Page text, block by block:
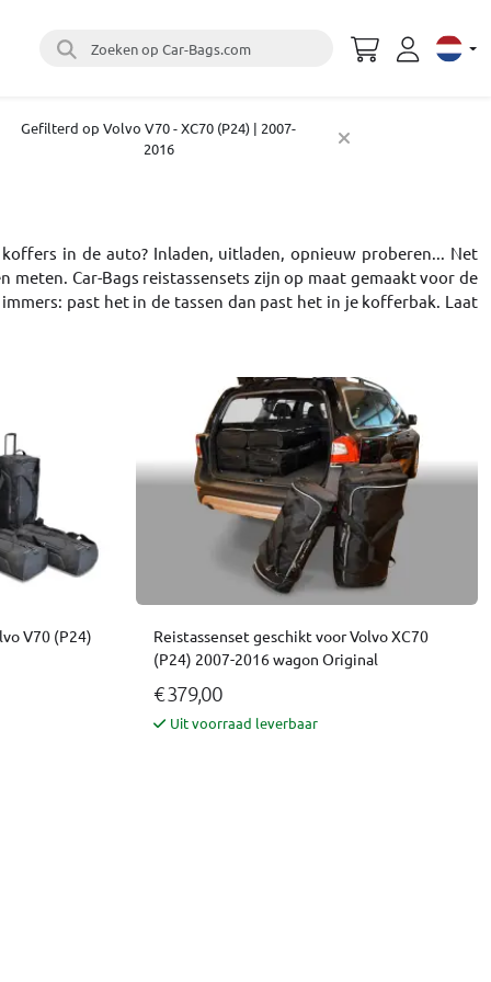
Zoeken op Car-Bags.com Select
Gefilterd op Volvo V70 - XC70 (P24) | 2007-
2016
in de auto? Inladen, uitladen, opnieuw proberen... Net
meten. Car-Bags reistassensets zijn op maat gemaakt voor de
past het in de tassen dan past het in je kofferbak. Laat
V70 (P24)
Reistassenset geschikt voor Volvo XC70
(P24) 2007-2016 wagon Original
€ 379,00
Uit voorraad leverbaar